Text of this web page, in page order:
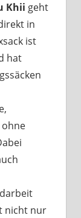
Khii geht
in
ist
hat
nicht nur